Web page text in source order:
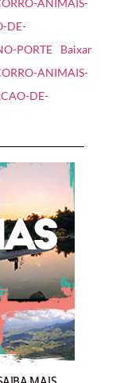
ANIMAIS-
DE-
PORTE
Baixar
ANIMAIS-
DE-